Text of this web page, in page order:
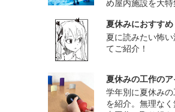
め屋内施設を大
夏休みにおすす
夏に読みたい怖
てご紹介！
夏休みの工作の
学年別に夏休み
を紹介。無理な